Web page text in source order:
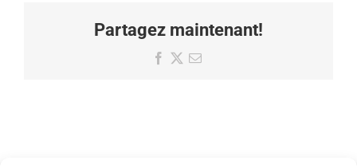
Partagez maintenant!
Facebook
X Email